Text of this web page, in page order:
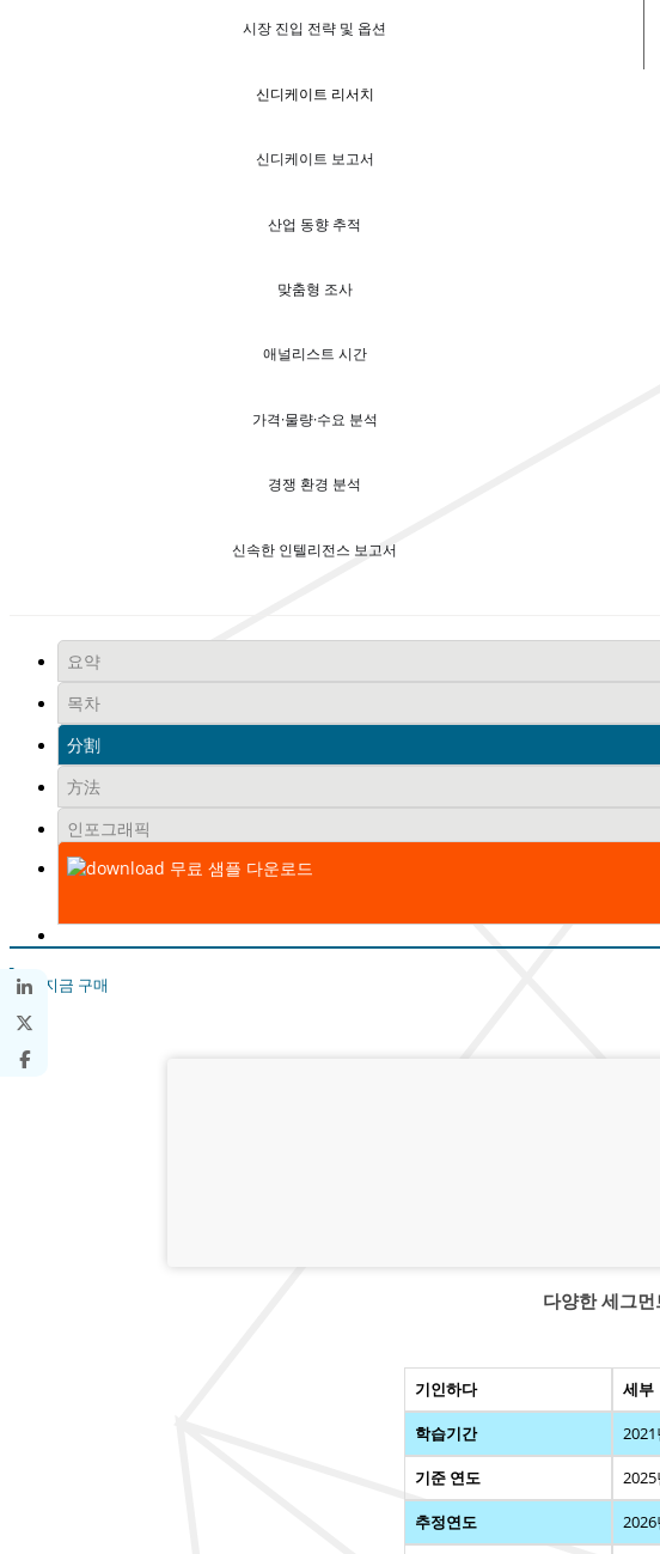
시장 진입 전략 및 옵션
신디케이트 리서치
신디케이트 보고서
산업 동향 추적
맞춤형 조사
애널리스트 시간
가격·물량·수요 분석
경쟁 환경 분석
신속한 인텔리전스 보고서
요약
목차
分割
方法
인포그래픽
무료 샘플 다운로드
지금 구매
다양한 세그
기인하다 세부
학습기간
기준 연도 2025
추정연도 2026